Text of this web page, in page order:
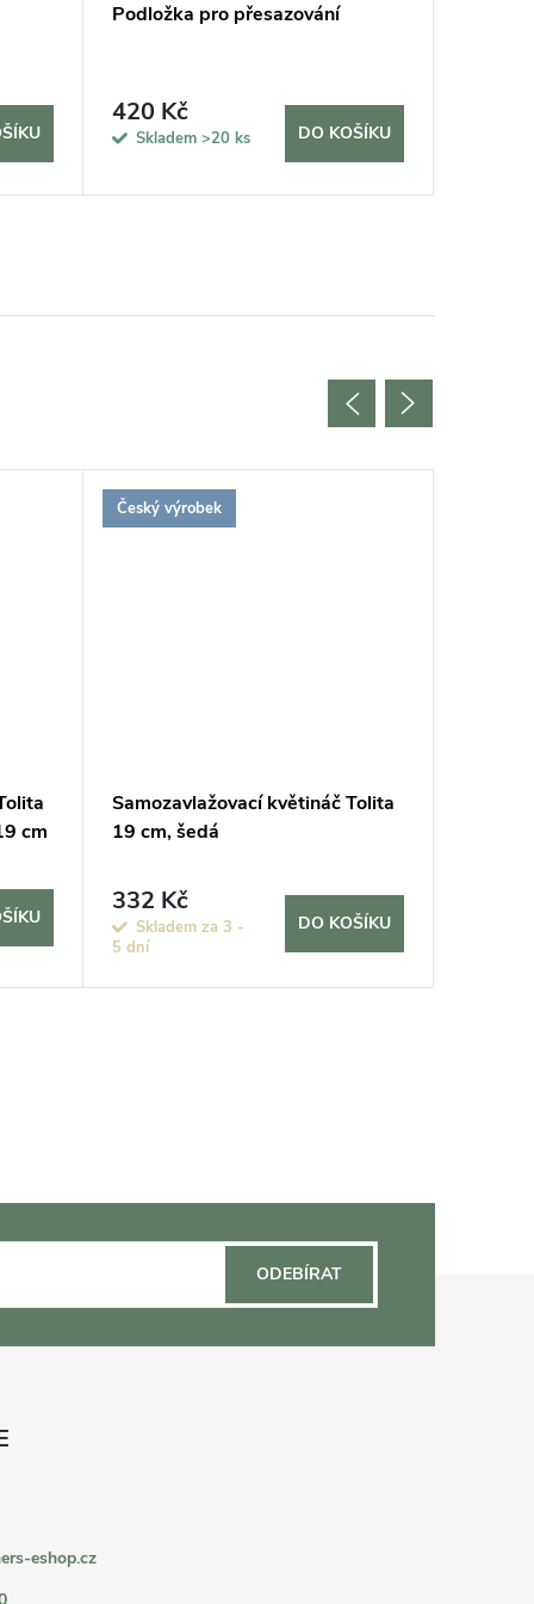
Podložka pro přesazování
420 Kč
Skladem >20 ks DO KOŠÍKU
cm
Český výrobek
Samozavlažovací květináč Tolita
19 cm, šedá
332 Kč
Skladem za 3 -
5 dní
DO KOŠÍKU
ODEBÍRAT
eshop.cz